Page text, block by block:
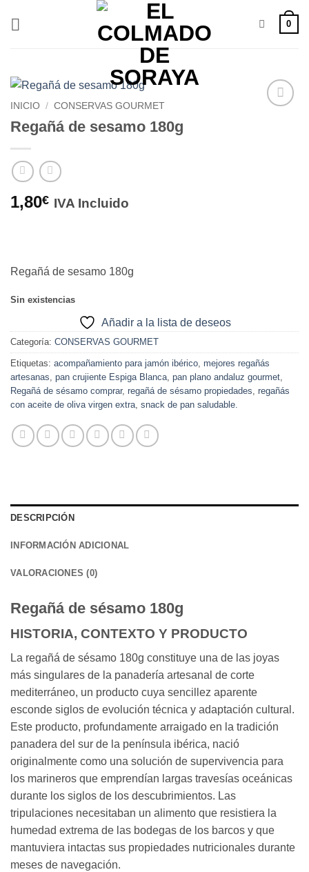
0
INICIO / CONSERVAS GOURMET
Regañá de sesamo 180g
1,80€ IVA Incluido
Regañá de sesamo 180g
Sin existencias
Añadir a la lista de deseos
Categoría: CONSERVAS GOURMET
Etiquetas: acompañamiento para jamón ibérico, mejores regañás
artesanas, pan crujiente Espiga Blanca, pan plano andaluz gourmet,
Regañá de sésamo comprar, regañá de sésamo propiedades, regañás
con aceite de oliva virgen extra, snack de pan saludable.
DESCRIPCIÓN
INFORMACIÓN ADICIONAL
VALORACIONES (0)
Regañá de sésamo 180g
HISTORIA, CONTEXTO Y PRODUCTO
La regañá de sésamo 180g constituye una de las joyas
más singulares de la panadería artesanal de corte
mediterráneo, un producto cuya sencillez aparente
esconde siglos de evolución técnica y adaptación cultural.
Este producto, profundamente arraigado en la tradición
panadera del sur de la península ibérica, nació
originalmente como una solución de supervivencia para
los marineros que emprendían largas travesías oceánicas
durante los siglos de los descubrimientos. Las
tripulaciones necesitaban un alimento que resistiera la
humedad extrema de las bodegas de los barcos y que
mantuviera intactas sus propiedades nutricionales durante
meses de navegación.